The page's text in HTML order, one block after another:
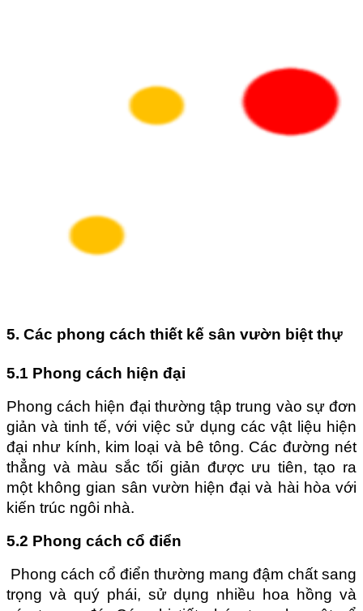
5. Các phong cách thiết kế sân vườn biệt thự
5.1 Phong cách hiện đại
Phong cách hiện đại thường tập trung vào sự đơn
giản và tinh tế, với việc sử dụng các vật liệu hiện
đại như kính, kim loại và bê tông. Các đường nét
thẳng và màu sắc tối giản được ưu tiên, tạo ra
một không gian sân vườn hiện đại và hài hòa với
kiến trúc ngôi nhà.
5.2 Phong cách cổ điển
Phong cách cổ điển thường mang đậm chất sang
trọng và quý phái, sử dụng nhiều hoa hồng và